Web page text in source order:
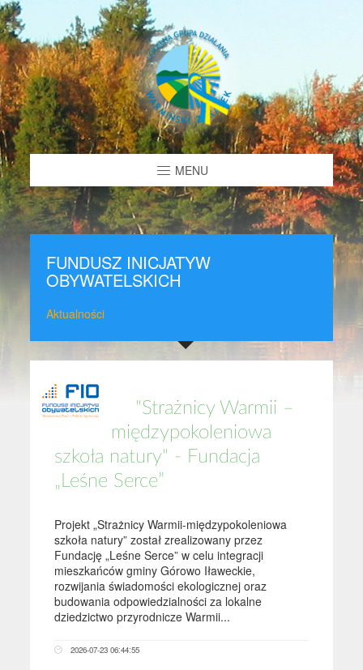
MENU
FUNDUSZ INICJATYW
OBYWATELSKICH
Aktualności
"Strażnicy Warmii –
międzypokoleniowa
szkoła natury" - Fundacja
„Leśne Serce”
Projekt „Strażnicy Warmii-międzypokoleniowa
szkoła natury” został zrealizowany przez
Fundację „Leśne Serce” w celu integracji
mieszkańców gminy Górowo Iławeckie,
rozwijania świadomości ekologicznej oraz
budowania odpowiedzialności za lokalne
dziedzictwo przyrodnicze Warmii...
2026-07-23 06:44:55